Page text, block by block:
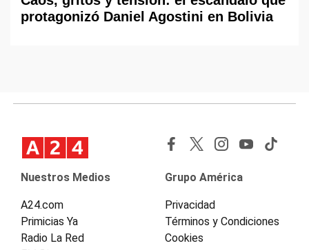
protagonizó Daniel Agostini en Bolivia
Nuestros Medios
A24.com
Primicias Ya
Radio La Red
Grupo América
Privacidad
Términos y Condiciones
Cookies